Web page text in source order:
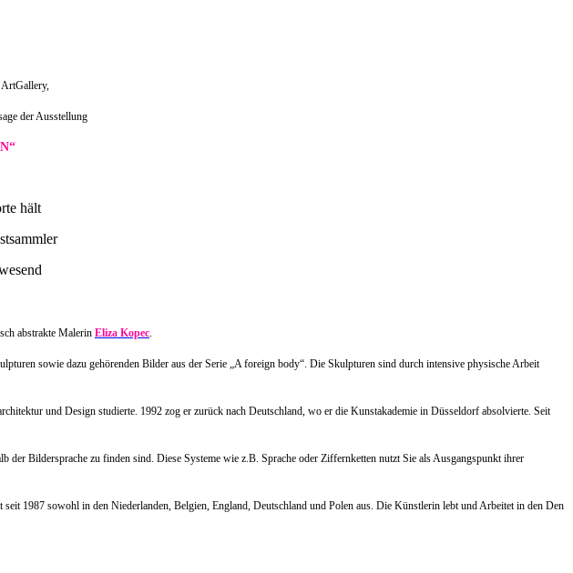
der Ausstellung
hält
abstrakte Malerin Eliza Kopec.
sowie dazu gehörenden Bilder aus der Serie „A foreign body“. Die Skulpturen sind durch intensive physische Arbeit
und Design studierte. 1992 zog er zurück nach Deutschland, wo er die Kunstakademie in Düsseldorf absolvierte. Seit
Bildersprache zu finden sind. Diese Systeme wie z.B. Sprache oder Ziffernketten nutzt Sie als Ausgangspunkt ihrer
1987 sowohl in den Niederlanden, Belgien, England, Deutschland und Polen aus. Die Künstlerin lebt und Arbeitet in den Den